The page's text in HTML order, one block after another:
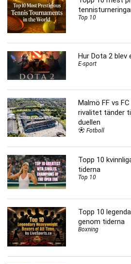
Top 10
Hur Dota 2 blev
E-sport
Malmö FF vs
rivalitet tänder
duellen
Fotboll
Topp 10
tiderna
Top 10
Topp 10
genom tiderna
Boxning